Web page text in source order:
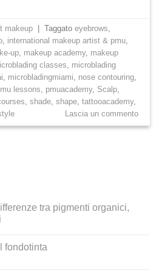
makeup Taggatoeyebrows
international makeup artist & pmu
up makeup academy, makeup
classes
microblading
microbladingmiami nose contouring
lessons pmuacademy, Scalp
,shade ,shape ,tattooacademy,
Lascia un commento
tra pigmenti organici,
fondotinta